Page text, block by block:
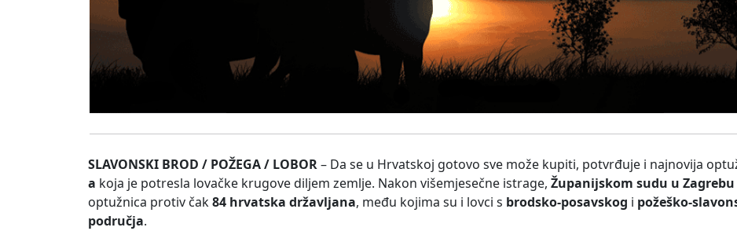
SLAVONSKI BROD / POŽEGA / LOBOR– Da se u Hrvatskoj gotovo sve može kupiti, potvrđuje i najnovija
a koja je potresla lovačke krugove diljem zemlje. Nakon višemjesečne istrage, Županijskom sudu u Zagrebu
optužnica protiv čak84 hrvatska državljana, među kojima su i lovci s brodsko-posavskog i požeško-
područja.